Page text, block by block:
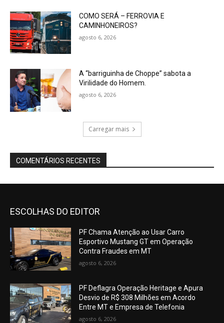
COMO SERÁ – FERROVIA E
CAMINHONEIROS?
agosto 6, 2026
A “barriguinha de Choppe” sabota a
Virilidade do Homem.
agosto 6, 2026
Carregar mais
COMENTÁRIOS RECENTES
ESCOLHAS DO EDITOR
PF Chama Atenção ao Usar Carro
Esportivo Mustang GT em Operação
Contra Fraudes em MT
agosto 6, 2026
PF Deflagra Operação Heritage e Apura
Desvio de R$ 308 Milhões em Acordo
Entre MT e Empresa de Telefonia
agosto 6, 2026